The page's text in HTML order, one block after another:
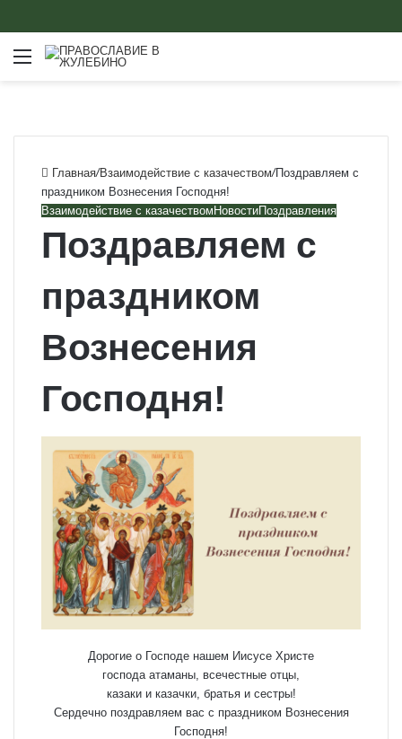
Меню
Главная/Взаимодействие с казачеством/Поздравляем с
праздником Вознесения Господня!
Взаимодействие с казачеством НовостиПоздравления
Поздравляем с
праздником
Вознесения
Господня!
Дорогие о Господе нашем Иисусе Христе
господа атаманы, всечестные отцы,
казаки и казачки, братья и сестры!
Сердечно поздравляем вас с праздником Вознесения
Господня!